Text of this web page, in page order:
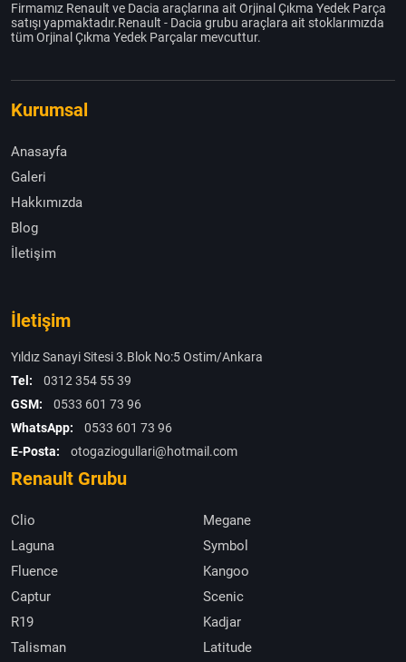
Firmamız Renault ve Dacia araçlarına ait Orjinal Çıkma Yedek Parça
satışı yapmaktadır.Renault - Dacia grubu araçlara ait stoklarımızda
tüm Orjinal Çıkma Yedek Parçalar mevcuttur.
Kurumsal
Anasayfa
Galeri
Hakkımızda
Blog
İletişim
İletişim
Yıldız Sanayi Sitesi 3.Blok No:5 Ostim/Ankara
Tel:
0312 354 55 39
GSM:
0533 601 73 96
WhatsApp:
0533 601 73 96
E-Posta:
otogaziogullari@hotmail.com
Renault Grubu
Clio
Megane
Laguna
Symbol
Fluence
Kangoo
Captur
Scenic
R19
Kadjar
Talisman
Latitude